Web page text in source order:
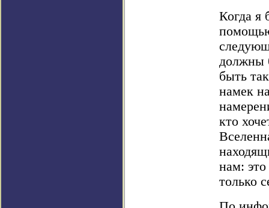
Когда я
должны
быть
намек
кто
нам:
только